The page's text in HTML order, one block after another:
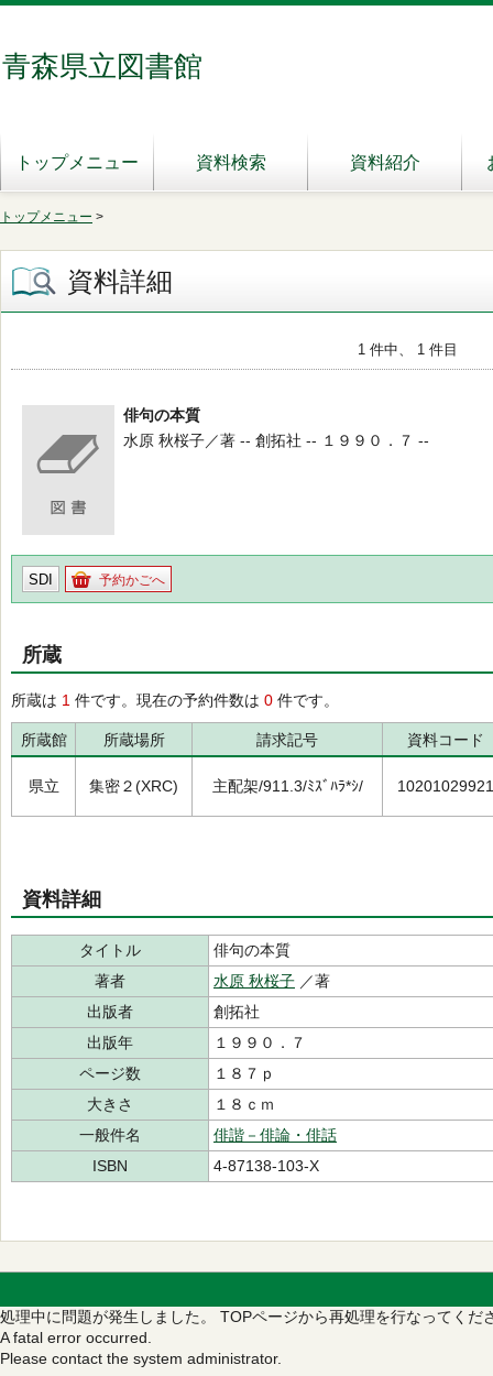
青森県立図書館
トップメニュー 資料検索 資料紹介
トップメニュー >
資料詳細
1 件中、 1 件目
俳句の本質
水原 秋桜子／著 -- 創拓社 -- １９９０．７ --
SDI 予約かごへ
所蔵
所蔵は 1 件です。現在の予約件数は 0 件です。
所蔵館 所蔵場所 請求記号 資料コード
県立 集密２(XRC) 主配架/911.3/ﾐｽﾞﾊﾗ*ｼ/ 10201029921
資料詳細
タイトル
俳句の本質
著者
水原 秋桜子 ／著
出版者
創拓社
出版年
１９９０．７
ページ数
１８７ｐ
大きさ
１８ｃｍ
一般件名
俳諧－俳論・俳話
ISBN
4-87138-103-X
処理中に問題が発生しました。 TOPページから再処理を行なってくだ
A fatal error occurred.
Please contact the system administrator.